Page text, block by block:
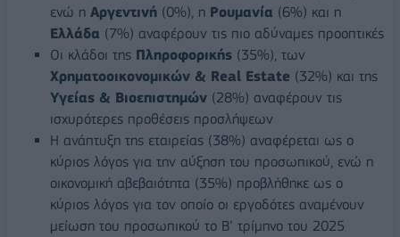
ενώ η Αργεντινή (0%), η Ρουμανία (6%) και η
Ελλάδα (7%) αναφέρουν τις πιο αδύναμες προοπτικές
Οι κλάδοι της Πληροφορικής (35%), των
Χρηματοοικονομικών & Real Estate (32%) και της
Υγείας & Βιοεπιστημών (28%) αναφέρουν τις
ισχυρότερες προθέσεις προσλήψεων
Η ανάπτυξη της εταιρείας (38%) αναφέρεται ως ο
κύριος λόγος για την αύξηση του προσωπικού, ενώ η
οικονομική αβεβαιότητα (35%) προβλήθηκε ως ο
κύριος λόγος για τον οποίο οι εργοδότες αναμένουν
μείωση του προσωπικού το Β’ τρίμηνο του 2025